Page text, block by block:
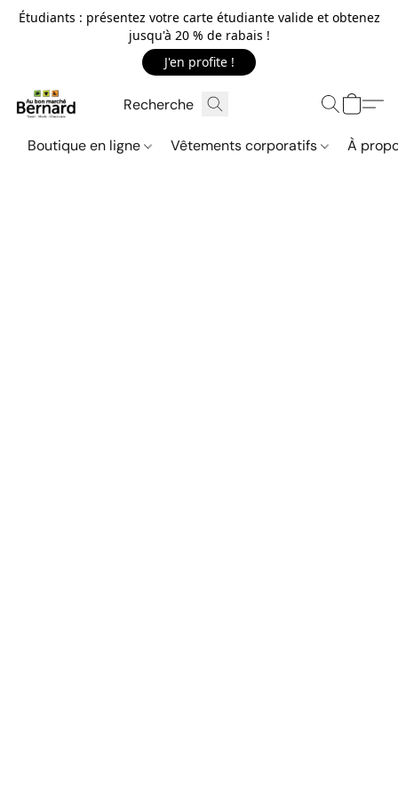
Étudiants : présentez votre carte étudiante valide et obtenez
jusqu'à 20 % de rabais !
J'en profite !
Boutique en ligne Vêtements corporatifs À